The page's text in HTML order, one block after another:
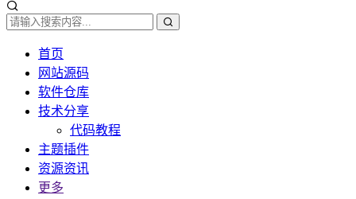
首页
网站源码
软件仓库
技术分享
代码教程
主题插件
资源资讯
更多